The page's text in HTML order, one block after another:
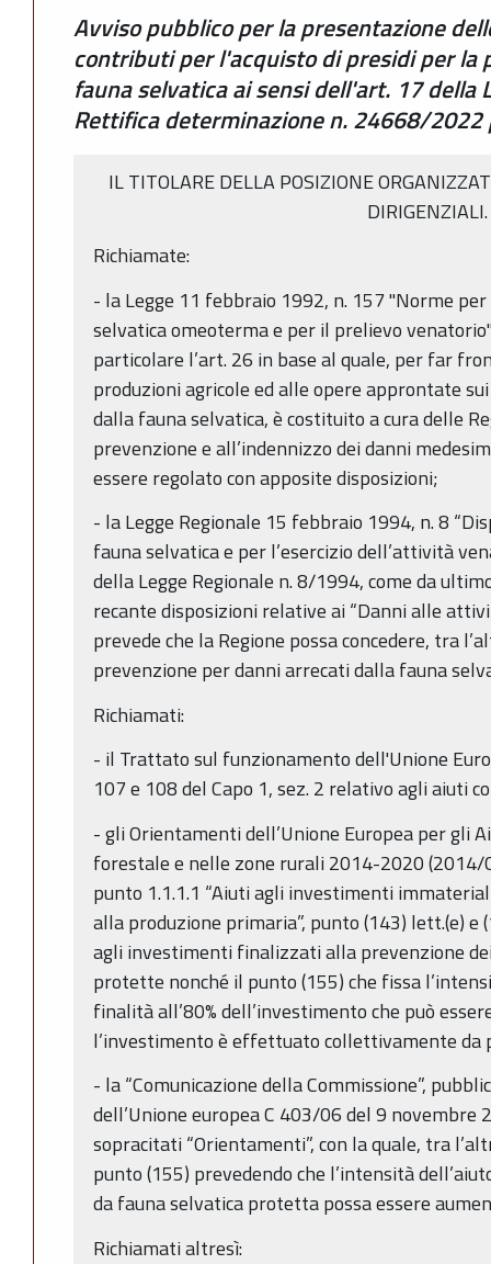
Avviso pubblico per la presentazione
contributi per l'acquisto di presidi per la
fauna selvatica ai sensi dell'art. 17 della
Rettifica determinazione n. 24668/
IL TITOLARE DELLA POSIZIONE
DIRIGENZIALI.
Richiamate:
- la Legge 11 febbraio 1992, n. 157 "Norme
selvatica omeoterma e per il prelievo
particolare l’art. 26 in base al quale, per far
produzioni agricole ed alle opere approntate
dalla fauna selvatica, è costituito a cura delle
prevenzione e all’indennizzo dei danni
essere regolato con apposite disposizioni;
- la Legge Regionale 15 febbraio 1994, n. 8
fauna selvatica e per l’esercizio dell’attività
della Legge Regionale n. 8/1994, come da
recante disposizioni relative ai “Danni alle
prevede che la Regione possa concedere, tra
prevenzione per danni arrecati dalla fauna
Richiamati:
- il Trattato sul funzionamento dell'Unione
107 e 108 del Capo 1, sez. 2 relativo agli aiuti
- gli Orientamenti dell’Unione Europea per gli
forestale e nelle zone rurali 2014-2020
punto 1.1.1.1 “Aiuti agli investimenti
alla produzione primaria”, punto (143) lett.(e)
agli investimenti finalizzati alla prevenzione
protette nonché il punto (155) che fissa
finalità all’80% dell’investimento che può
l’investimento è effettuato collettivamente da
- la “Comunicazione della Commissione”,
dell’Unione europea C 403/06 del 9
sopracitati “Orientamenti”, con la quale, tra
punto (155) prevedendo che l’intensità
da fauna selvatica protetta possa essere
Richiamati altresì: